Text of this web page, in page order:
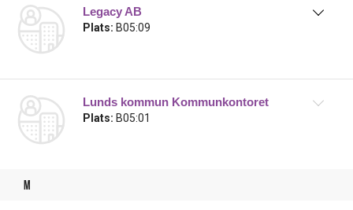
Legacy AB
Plats: B05:09
Lunds kommun Kommunkontoret
Plats: B05:01
m